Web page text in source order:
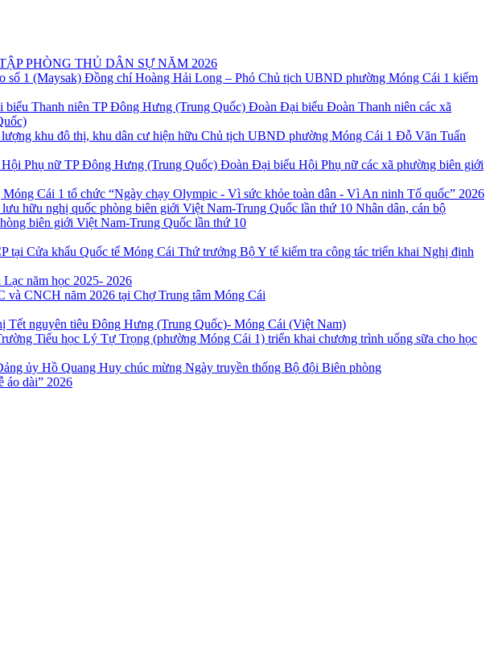
PHÒNG THỦ DÂN SỰ NĂM 2026
Đồng chí Hoàng Hải Long – Phó Chủ tịch UBND phường Móng Cái 1 kiểm
Đoàn Đại biểu Đoàn Thanh niên các xã
Chủ tịch UBND phường Móng Cái 1 Đỗ Văn Tuấn
Đoàn Đại biểu Hội Phụ nữ các xã phường biên giới
Móng Cái 1 tổ chức “Ngày chạy Olympic - Vì sức khỏe toàn dân - Vì An ninh Tổ quốc” 2026
Nhân dân, cán bộ
biên giới Việt Nam-Trung Quốc lần thứ 10
Thứ trưởng Bộ Y tế kiểm tra công tác triển khai Nghị định
năm học 2025- 2026
và CNCH năm 2026 tại Chợ Trung tâm Móng Cái
Tết nguyên tiêu Đông Hưng (Trung Quốc)- Móng Cái (Việt Nam)
Tiểu học Lý Tự Trọng (phường Móng Cái 1) triển khai chương trình uống sữa cho học
ủy Hồ Quang Huy chúc mừng Ngày truyền thống Bộ đội Biên phòng
áo dài” 2026